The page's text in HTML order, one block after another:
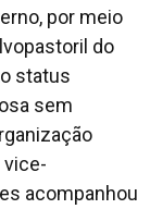
por meio
do
status
sem
vice-
acompanhou